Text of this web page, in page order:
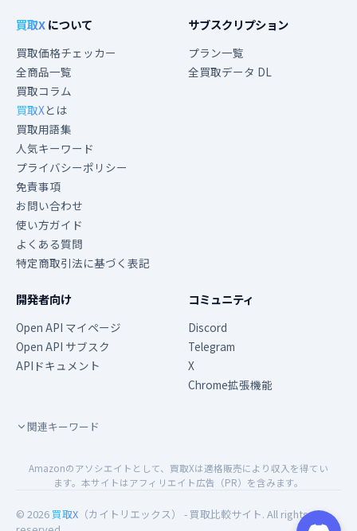
買取Xについて
買取価格チェッカー
全商品一覧
買取コラム
買取Xとは
買取用語集
人気キーワード
プライバシーポリシー
免責事項
お問い合わせ
使い方ガイド
よくある質問
特定商取引法に基づく表記
サブスクリプション
プラン一覧
全買取データ DL
開発者向け
Open API マイページ
Open API サブスク
APIドキュメント
コミュニティ
Discord
Telegram
X
Chrome拡張機能
関連キーワード
Amazonのアソシエイトとして、買取Xは適格販売により収入を得てい
ます。本サイトはアフィリエイト広告（PR）を含みます。
© 2026 買取X （カイトリエックス） - 買取比較サイト. All rights